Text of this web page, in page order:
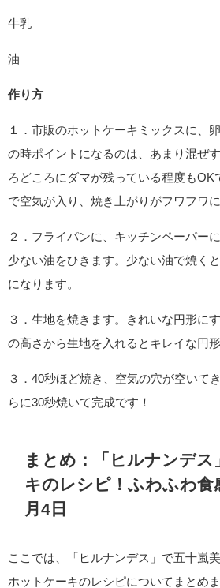
牛乳
油
作り方
１．市販のホットケーキミックスに、
の時ポイントになるのは、あまり混ぜ
ろどころにダマが残っている程度もOK
で空気が入り、焼き上がりがフワフワに
２．フライパンに、キッチンペーパー
少ない油をひきます。少ない油で焼く
になります。
３．生地を焼きます。きれいな円形に
の高さから生地を入れるとキレイな円形
３．40秒ほど焼き、空気の穴が空いて
らに30秒焼いて完成です！
まとめ：「ヒルナンデス
キのレシピ！ふわふわ食
月4日
ここでは、「ヒルナンデス」で五十嵐
ホットケーキのレシピについてまとめま